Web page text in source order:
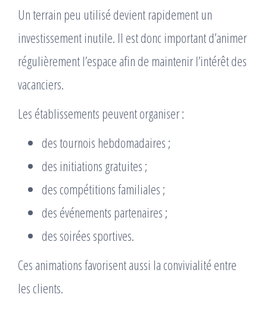
Un terrain peu utilisé devient rapidement un
investissement inutile. Il est donc important d’animer
régulièrement l’espace afin de maintenir l’intérêt des
vacanciers.
Les établissements peuvent organiser :
des tournois hebdomadaires ;
des initiations gratuites ;
des compétitions familiales ;
des événements partenaires ;
des soirées sportives.
Ces animations favorisent aussi la convivialité entre
les clients.